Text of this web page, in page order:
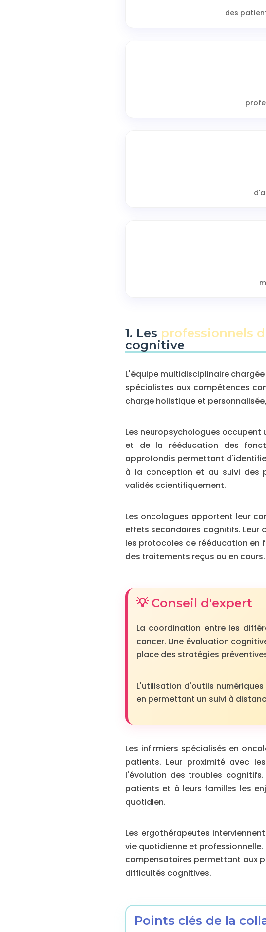
des
1. Les professionnels
cognitive
L'équipe multidisciplinaire
spécialistes aux compétences
charge holistique et
Les neuropsychologues
et de la rééducation des
approfondis permettant
à la conception et au suivi des
validés scientifiquement.
Les oncologues apportent leur
effets secondaires cognitifs.
les protocoles de rééducation en
des traitements reçus ou en cours.
💡 Conseil d'expert
La coordination entre les
cancer. Une évaluation
place des stratégies
L'utilisation d'outils
en permettant un suivi à
Les infirmiers spécialisés en
patients. Leur proximité avec
l'évolution des troubles
patients et à leurs familles les
quotidien.
Les ergothérapeutes
vie quotidienne et
compensatoires permettant aux
difficultés cognitives.
Points clés de la